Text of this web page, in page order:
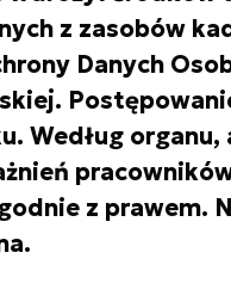
z zasobów
Danych
Według
z prawem.